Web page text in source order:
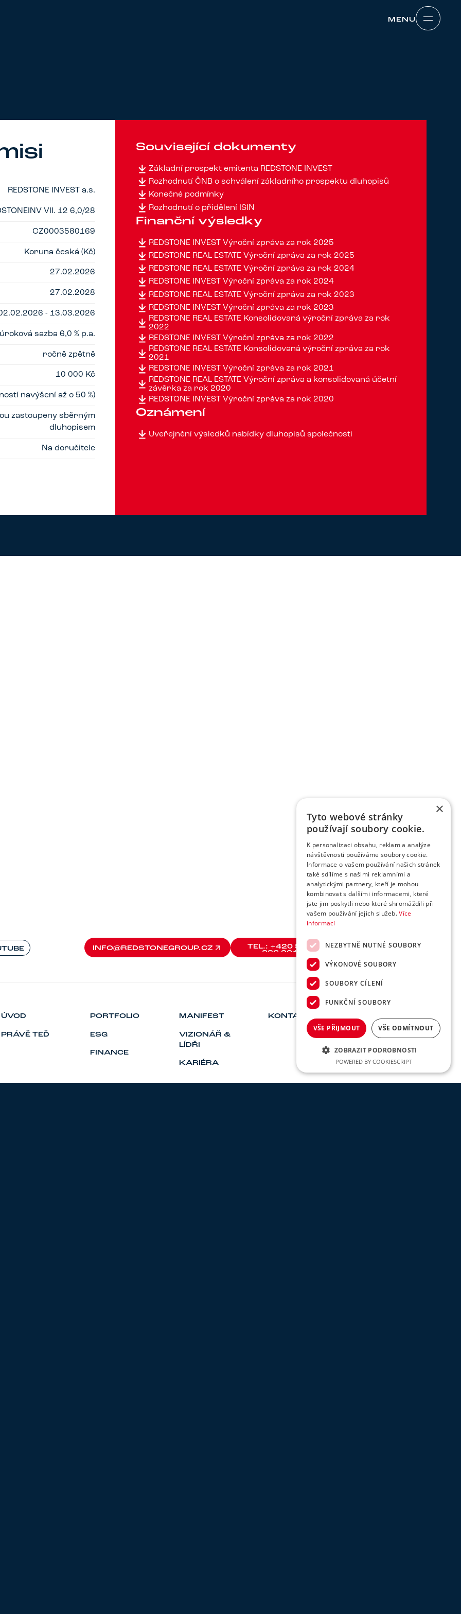
MENU
REDSTONE INVEST a.s.
VII. 12 6,0/28
CZ0003580169
Koruna česká (Kč)
27.02.2026
27.02.2028
- 13.03.2026
sazba 6,0 % p.a.
ročně zpětně
10 000 Kč
navýšení až o 50 %)
zastoupeny sběrným
dluhopisem
Na doručitele
Související dokumenty
Základní prospekt emitenta REDSTONE INVEST
Rozhodnutí ČNB o schválení základního prospektu dluhopisů
Konečné podmínky
Rozhodnutí o přidělení ISIN
Finanční výsledky
REDSTONE INVEST Výroční zpráva za rok 2025
REDSTONE REAL ESTATE Výroční zpráva za rok 2025
REDSTONE REAL ESTATE Výroční zpráva za rok 2024
REDSTONE INVEST Výroční zpráva za rok 2024
REDSTONE REAL ESTATE Výroční zpráva za rok 2023
REDSTONE INVEST Výroční zpráva za rok 2023
REDSTONE REAL ESTATE Konsolidovaná výroční zpráva za rok
2022
REDSTONE INVEST Výroční zpráva za rok 2022
REDSTONE REAL ESTATE Konsolidovaná výroční zpráva za rok
2021
REDSTONE INVEST Výroční zpráva za rok 2021
REDSTONE REAL ESTATE Výroční zpráva a konsolidovaná účetní
závěrka za rok 2020
REDSTONE INVEST Výroční zpráva za rok 2020
Oznámení
Uveřejnění výsledků nabídky dluhopisů společnosti
INFO@REDSTONEGROUP.CZ
INFO@REDSTONEGROUP.CZ
TEL.: +420 588
886 201
TEL.: +420 588
ÚVOD
PRÁVĚ TEĎ
PORTFOLIO
ESG
FINANCE
MANIFEST
VIZIONÁŘ &
LÍDŘI
KARIÉRA
KONTAKT
×
Tyto webové stránky
používají soubory cookie.
K personalizaci obsahu, reklam a analýze
návštěvnosti používáme soubory cookie.
Informace o vašem používání našich stránek
také sdílíme s našimi reklamními a
analytickými partnery, kteří je mohou
kombinovat s dalšími informacemi, které
jste jim poskytli nebo které shromáždili při
vašem používání jejich služeb.Více
informací
NEZBYTNĚ NUTNÉ SOUBORY
VÝKONOVÉ SOUBORY
SOUBORY CÍLENÍ
FUNKČNÍ SOUBORY
VŠE PŘIJMOUT VŠE ODMÍTNOUT
ZOBRAZIT PODROBNOSTI
POWERED BY COOKIESCRIPT